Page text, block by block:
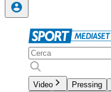
Video Pressing